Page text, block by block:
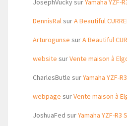
JosephVuckysurYamaha YZF-
DennisRalsurA Beautiful
Arturogunse surA Beautiful
website surVente maison à
CharlesButle surYamaha YZF-
webpage surVente maison à
JoshuaFed surYamaha YZF-R3